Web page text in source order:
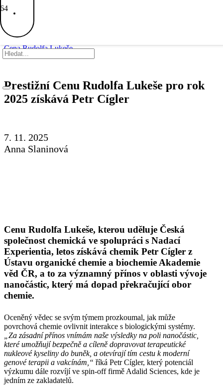
Cena Rudolfa Lukeše
Prestižní Cenu Rudolfa Lukeše pro rok
2025 získává Petr Cígler
7. 11. 2025
Anna Slaninová
Cenu Rudolfa Lukeše, kterou uděluje Česká
společnost chemická ve spolupráci s Nadací
Experientia, letos získává chemik Petr Cígler z
Ústavu organické chemie a biochemie Akademie
věd ČR, a to za významný přínos v oblasti vývoje
nanočástic, který má dopad překračující obor
chemie.
Oceněný vědec se svým týmem prozkoumal, jak může
povrchová chemie ovlivnit interakce s biologickými systémy.
„Za zásadní přínos vnímám naše výsledky na poli nanočástic,
které umožňují bezpečně a cíleně dopravovat terapeutické
nukleové kyseliny do buněk, a otevírají tím cestu k moderní
genové terapii a vakcínám,“ říká Petr Cígler, který potenciál
výzkumu dále rozvíjí ve spin-off firmě Adalid Sciences, kde je
jedním ze zakladatelů.